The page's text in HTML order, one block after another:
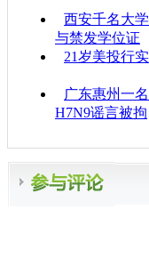
西安千名大
与禁发学位证
21岁美投行
广东惠州一
H7N9谣言被拘